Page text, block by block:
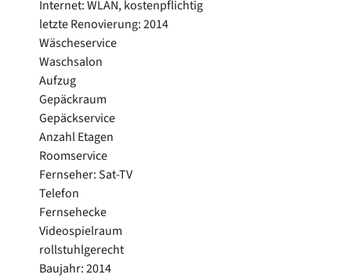
Internet: WLAN, kostenpflichtig
letzte Renovierung: 2014
Wäscheservice
Waschsalon
Aufzug
Gepäckraum
Gepäckservice
Anzahl Etagen
Roomservice
Fernseher: Sat-TV
Telefon
Fernsehecke
Videospielraum
rollstuhlgerecht
Baujahr: 2014